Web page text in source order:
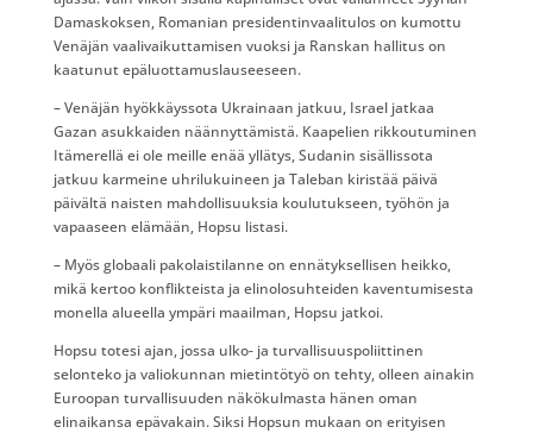
Damaskoksen, Romanian presidentinvaalitulos on kumottu
Venäjän vaalivaikuttamisen vuoksi ja Ranskan hallitus on
kaatunut epäluottamuslauseeseen.
– Venäjän hyökkäyssota Ukrainaan jatkuu, Israel jatkaa
Gazan asukkaiden näännyttämistä. Kaapelien rikkoutuminen
Itämerellä ei ole meille enää yllätys, Sudanin sisällissota
jatkuu karmeine uhrilukuineen ja Taleban kiristää päivä
päivältä naisten mahdollisuuksia koulutukseen, työhön ja
vapaaseen elämään, Hopsu listasi.
– Myös globaali pakolaistilanne on ennätyksellisen heikko,
mikä kertoo konflikteista ja elinolosuhteiden kaventumisesta
monella alueella ympäri maailman, Hopsu jatkoi.
Hopsu totesi ajan, jossa ulko- ja turvallisuuspoliittinen
selonteko ja valiokunnan mietintötyö on tehty, olleen ainakin
Euroopan turvallisuuden näkökulmasta hänen oman
elinaikansa epävakain. Siksi Hopsun mukaan on erityisen